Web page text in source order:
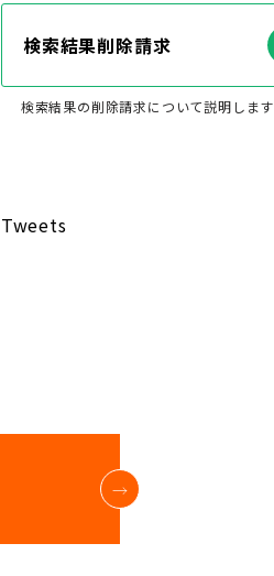
検索結果削除請求
検索結果の削除請求について説明します
Tweets